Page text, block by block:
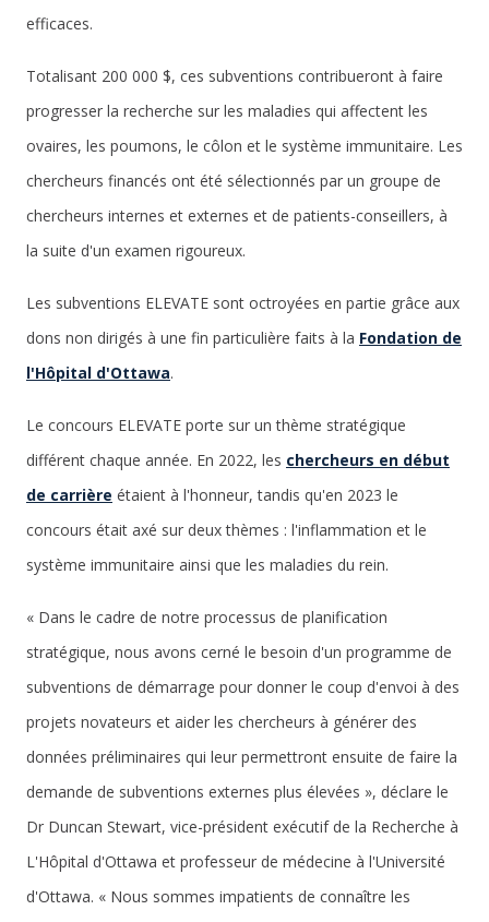
efficaces.
Totalisant 200 000 $, ces subventions contribueront à faire
progresser la recherche sur les maladies qui affectent les
ovaires, les poumons, le côlon et le système immunitaire. Les
chercheurs financés ont été sélectionnés par un groupe de
chercheurs internes et externes et de patients-conseillers, à
la suite d'un examen rigoureux.
Les subventions ELEVATE sont octroyées en partie grâce aux
dons non dirigés à une fin particulière faits à la Fondation de
l'Hôpital d'Ottawa.
Le concours ELEVATE porte sur un thème stratégique
différent chaque année. En 2022, les chercheurs en début
de carrière étaient à l'honneur, tandis qu'en 2023 le
concours était axé sur deux thèmes : l'inflammation et le
système immunitaire ainsi que les maladies du rein.
« Dans le cadre de notre processus de planification
stratégique, nous avons cerné le besoin d'un programme de
subventions de démarrage pour donner le coup d'envoi à des
projets novateurs et aider les chercheurs à générer des
données préliminaires qui leur permettront ensuite de faire la
demande de subventions externes plus élevées », déclare le
Dr Duncan Stewart, vice-président exécutif de la Recherche à
L'Hôpital d'Ottawa et professeur de médecine à l'Université
d'Ottawa. « Nous sommes impatients de connaître les